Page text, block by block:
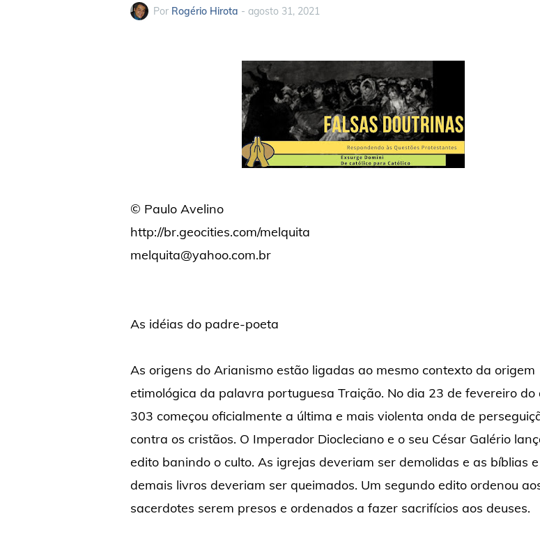
Por Rogério Hirota - agosto 31, 2021
© Paulo Avelino
http://br.geocities.com/melquita
melquita@yahoo.com.br
As idéias do padre-poeta
As origens do Arianismo estão ligadas ao mesmo contexto da origem
etimológica da palavra portuguesa Traição. No dia 23 de fevereiro do
303 começou oficialmente a última e mais violenta onda de
contra os cristãos. O Imperador Diocleciano e o seu César Galério
edito banindo o culto. As igrejas deveriam ser demolidas e as bíblias e
demais livros deveriam ser queimados. Um segundo edito ordenou
sacerdotes serem presos e ordenados a fazer sacrifícios aos deuses.